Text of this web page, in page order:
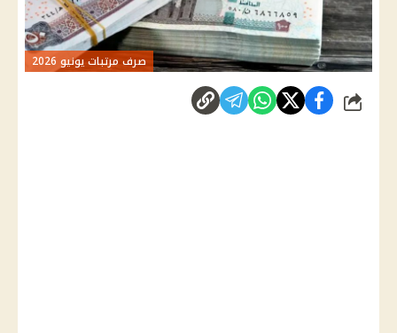
صرف مرتبات يونيو 2026
شارك